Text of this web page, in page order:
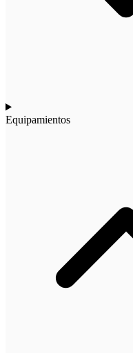
Equipamientos